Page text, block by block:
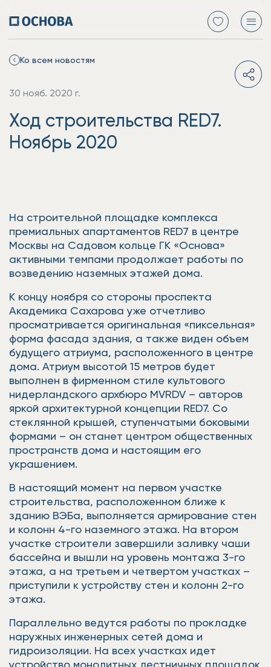
Ко всем новостям
30 нояб. 2020 г.
Ход строительства RED7.
Ноябрь 2020
На строительной площадке комплекса
премиальных апартаментов RED7 в центре
Москвы на Садовом кольце ГК «Основа»
активными темпами продолжает работы по
возведению наземных этажей дома.
К концу ноября со стороны проспекта
Академика Сахарова уже отчетливо
просматривается оригинальная «пиксельная»
форма фасада здания, а также виден объем
будущего атриума, расположенного в центре
дома. Атриум высотой 15 метров будет
выполнен в фирменном стиле культового
нидерландского архбюро MVRDV – авторов
яркой архитектурной концепции RED7. Со
стеклянной крышей, ступенчатыми боковыми
формами – он станет центром общественных
пространств дома и настоящим его
украшением.
В настоящий момент на первом участке
строительства, расположенном ближе к
зданию ВЭБа, выполняется армирование стен
и колонн 4-го наземного этажа. На втором
участке строители завершили заливку чаши
бассейна и вышли на уровень монтажа 3-го
этажа, а на третьем и четвертом участках –
приступили к устройству стен и колонн 2-го
этажа.
Параллельно ведутся работы по прокладке
наружных инженерных сетей дома и
гидроизоляции. На всех участках идет
устройство монолитных лестничных площадок